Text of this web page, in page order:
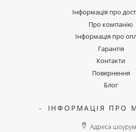
Інформація про
Про компанію
Інформація про
Гарантія
Контакти
Повернення
Блог
ІНФОРМАЦІЯ ПРО
Адреса